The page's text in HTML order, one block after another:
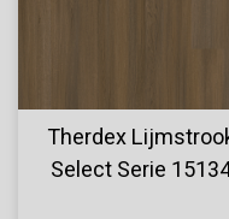
Therdex
Select Serie